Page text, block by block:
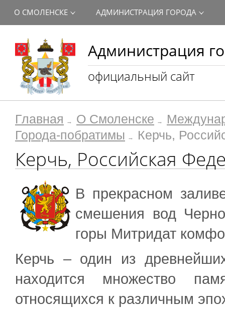
Администрация
официальный сайт
О СМОЛЕНСКЕ АДМИНИСТРАЦИЯ ГОРОДА
Главная О Смоленске
Города-побратимы
Керчь,
Керчь, Российская
В прекрасном
смешения вод
горы Митридат
Керчь – один из
находится множество
относящихся к различным